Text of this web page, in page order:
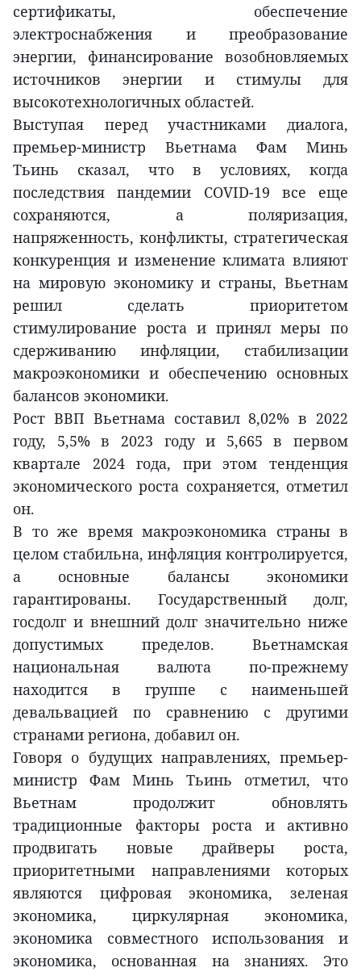
сертификаты, обеспечение
электроснабжения и преобразование
энергии, финансирование возобновляемых
источников энергии и стимулы для
высокотехнологичных областей.
Выступая перед участниками диалога,
премьер-министр Вьетнама Фам Минь
Тьинь сказал, что в условиях, когда
последствия пандемии COVID-19 все еще
сохраняются, а поляризация,
напряженность, конфликты, стратегическая
конкуренция и изменение климата влияют
на мировую экономику и страны, Вьетнам
решил сделать приоритетом
стимулирование роста и принял меры по
сдерживанию инфляции, стабилизации
макроэкономики и обеспечению основных
балансов экономики.
Рост ВВП Вьетнама составил 8,02% в 2022
году, 5,5% в 2023 году и 5,665 в первом
квартале 2024 года, при этом тенденция
экономического роста сохраняется, отметил
он.
В то же время макроэкономика страны в
целом стабильна, инфляция контролируется,
а основные балансы экономики
гарантированы. Государственный долг,
госдолг и внешний долг значительно ниже
допустимых пределов. Вьетнамская
национальная валюта по-прежнему
находится в группе с наименьшей
девальвацией по сравнению с другими
странами региона, добавил он.
Говоря о будущих направлениях, премьер-
министр Фам Минь Тьинь отметил, что
Вьетнам продолжит обновлять
традиционные факторы роста и активно
продвигать новые драйверы роста,
приоритетными направлениями которых
являются цифровая экономика, зеленая
экономика, циркулярная экономика,
экономика совместного использования и
экономика, основанная на знаниях. Это